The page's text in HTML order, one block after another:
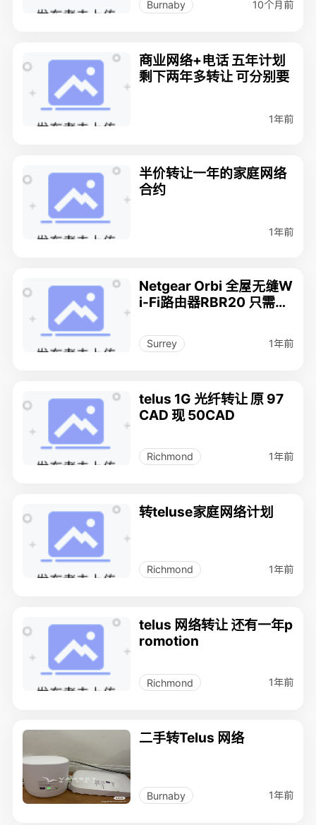
Burnaby 10个月前
商业网络+电话 五年计划
剩下两年多转让 可分别要
1年前
半价转让一年的家庭网络
合约
1年前
Netgear Orbi 全屋无缝W
i-Fi路由器RBR20 只需$5
Surrey 1年前
telus 1G 光纤转让 原 97
CAD 现 50CAD
Richmond 1年前
转teluse家庭网络计划
Richmond 1年前
telus 网络转让 还有一年p
romotion
Richmond 1年前
二手转Telus 网络
Burnaby 1年前